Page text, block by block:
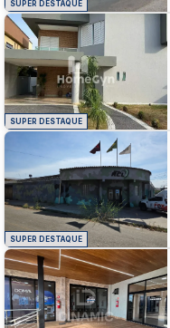
SUPER DESTAQUE
SUPER DESTAQUE
SUPER DESTAQUE